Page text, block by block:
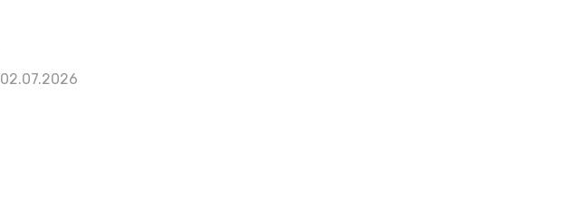
02.07.2026